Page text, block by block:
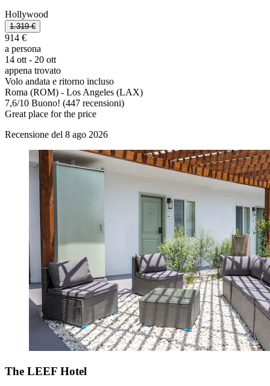
Hollywood
1.319 €
914 €
a persona
14 ott - 20 ott
appena trovato
Volo andata e ritorno incluso
Roma (ROM) - Los Angeles (LAX)
7,6/10 Buono! (447 recensioni)
Great place for the price
Recensione del 8 ago 2026
The LEEF Hotel